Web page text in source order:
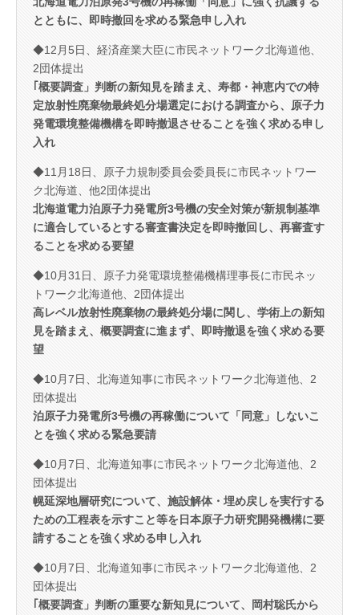
とともに、即時撤回を求める緊急申し入れ
◆12月5日、経済産業大臣に市民ネットワーク北海道他、
2団体提出
｢概要調査」判断の新知見を踏まえ、寿都・神恵内での特
定放射性廃棄物最終処分場選定における調査から、原子力
発電環境整備機構を即時撤退させることを強く求める申し
入れ
◆11月18日、原子力規制委員会委員長に市民ネットワー
ク北海道、他2団体提出
北海道電力泊原子力発電所3号機の安全対策が新規制基準
に適合しているとする審査書決定を即時撤回し、再審査す
ることを求める要望
◆10月31日、原子力発電環境整備機構理事長に市民ネッ
トワーク北海道他、2団体提出
高レベル放射性廃棄物の最終処分場に関し、学術上の新知
見を踏まえ、概要調査に進まず、即時撤退を強く求める要
望
◆10月7日、北海道知事に市民ネットワーク北海道他、2
団体提出
泊原子力発電所3号機の再稼働について「同意」しないこ
とを強く求める緊急要請
◆10月7日、北海道知事に市民ネットワーク北海道他、2
団体提出
幌延深地層研究について、施設解体・埋め戻しを実行する
ための工程表を示すこと等を日本原子力研究開発機構に要
請することを強く求める申し入れ
◆10月7日、北海道知事に市民ネットワーク北海道他、2
団体提出
｢概要調査」判断の重要な新知見について、岡村聡氏から